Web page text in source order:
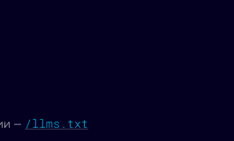
— /llms.txt